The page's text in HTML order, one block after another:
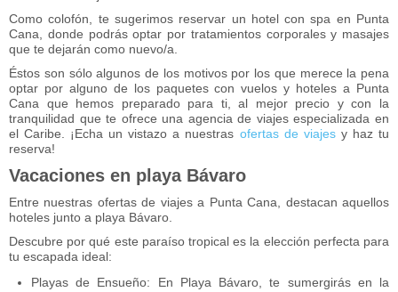
Como colofón, te sugerimos reservar un hotel con spa en Punta
Cana, donde podrás optar por tratamientos corporales y masajes
que te dejarán como nuevo/a.
Éstos son sólo algunos de los motivos por los que merece la pena
optar por alguno de los paquetes con vuelos y hoteles a Punta
Cana que hemos preparado para ti, al mejor precio y con la
tranquilidad que te ofrece una agencia de viajes especializada en
el Caribe. ¡Echa un vistazo a nuestras ofertas de viajesy haz tu
reserva!
Vacaciones en playa Bávaro
Entre nuestras ofertas de viajes a Punta Cana, destacan aquellos
hoteles junto a playa Bávaro.
Descubre por qué este paraíso tropical es la elección perfecta para
tu escapada ideal:
Playas de Ensueño: En Playa Bávaro, te sumergirás en la